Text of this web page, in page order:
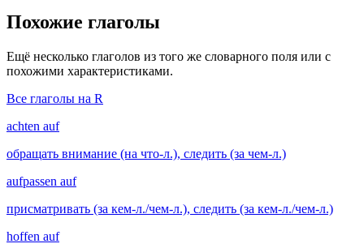
Похожие глаголы
Ещё несколько глаголов из того же словарного поля или с
похожими характеристиками.
Все глаголы на R
achten auf
обращать внимание (на что-л.), следить (за чем-л.)
aufpassen auf
присматривать (за кем-л./чем-л.), следить (за кем-л./чем-л.)
hoffen auf